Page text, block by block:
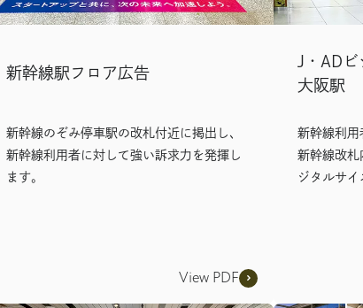
新幹線駅フロア広告
新幹線のぞみ停車駅の改札付近に掲出し、
新幹線利用者に対して強い訴求力を発揮し
ます。
View PDF
J・AD
大阪駅
新幹線利用
新幹線改札
ジタルサイ